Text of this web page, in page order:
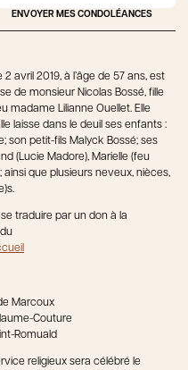
ENVOYER MES CONDOLÉANCES
avril 2019, à l’âge de 57 ans, est
de monsieur Nicolas Bossé, fille
madame Lilianne Ouellet. Elle
laisse dans le deuil ses enfants :
son petit-fils Malyck Bossé; ses
(Lucie Madore), Marielle (feu
ainsi que plusieurs neveux, nièces,
traduire par un don à la
Marcoux
Couture
Romuald
religieux sera célébré le